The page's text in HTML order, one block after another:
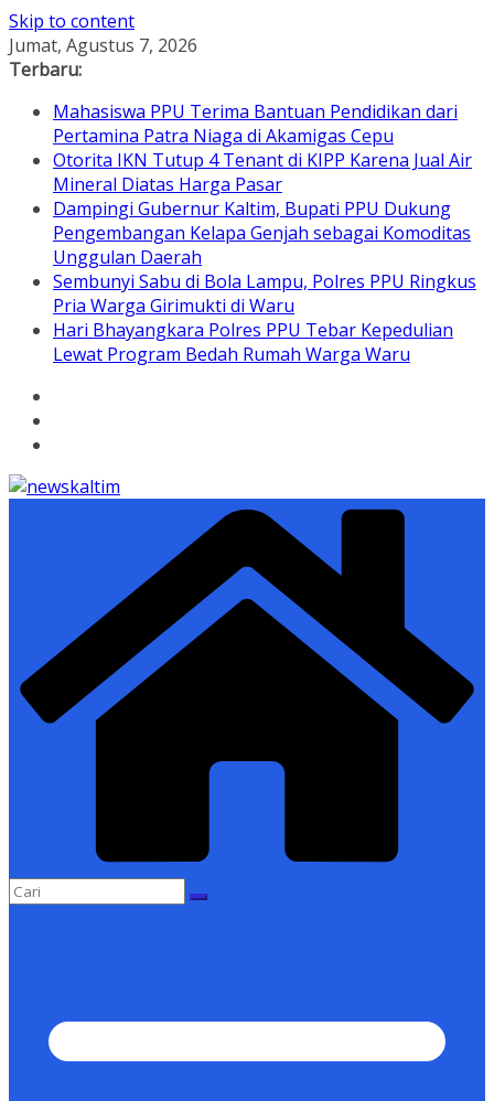
Skip to content
Jumat, Agustus 7, 2026
Terbaru:
Mahasiswa PPU Terima Bantuan Pendidikan dari
Pertamina Patra Niaga di Akamigas Cepu
Otorita IKN Tutup 4 Tenant di KIPP Karena Jual Air
Mineral Diatas Harga Pasar
Dampingi Gubernur Kaltim, Bupati PPU Dukung
Pengembangan Kelapa Genjah sebagai Komoditas
Unggulan Daerah
Sembunyi Sabu di Bola Lampu, Polres PPU Ringkus
Pria Warga Girimukti di Waru
Hari Bhayangkara Polres PPU Tebar Kepedulian
Lewat Program Bedah Rumah Warga Waru